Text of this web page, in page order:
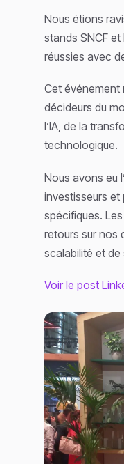
Nous étions
stands SNCF
réussies avec
Cet événement
décideurs du
l’IA, de la
technologique.
Nous avons eu
investisseurs
spécifiques.
retours sur nos
scalabilité et de
Voir le post